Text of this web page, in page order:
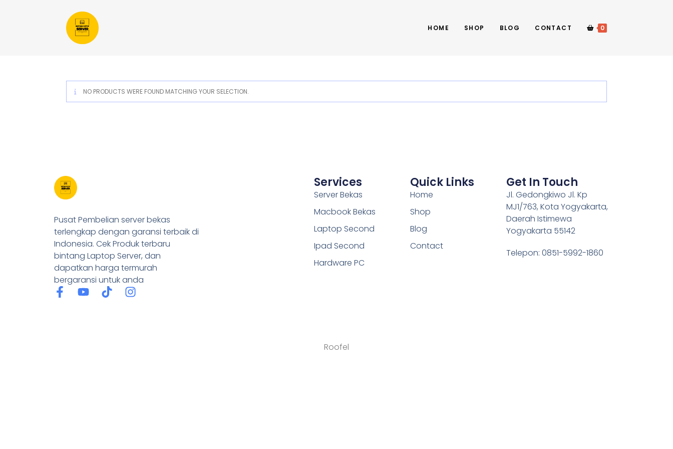
HOME SHOP BLOG CONTACT 0
NO PRODUCTS WERE FOUND MATCHING YOUR SELECTION.
Pusat Pembelian server bekas
terlengkap dengan garansi terbaik di
Indonesia. Cek Produk terbaru
bintang Laptop Server, dan
dapatkan harga termurah
bergaransi untuk anda
Services
Server Bekas
Macbook Bekas
Laptop Second
Ipad Second
Hardware PC
Quick Links
Home
Shop
Blog
Contact
Get In Touch
Jl. Gedongkiwo Jl. Kp
MJ1/763, Kota Yogyakarta,
Daerah Istimewa
Yogyakarta 55142
Telepon: 0851-5992-1860
Roofel